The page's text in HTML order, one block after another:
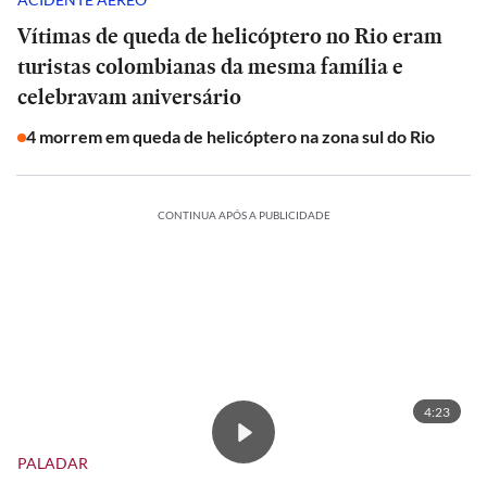
Vítimas de queda de helicóptero no Rio eram
turistas colombianas da mesma família e
celebravam aniversário
4 morrem em queda de helicóptero na zona sul do Rio
CONTINUA APÓS A PUBLICIDADE
4:23
PALADAR